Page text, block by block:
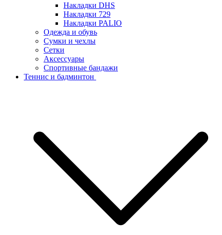
Накладки DHS
Накладки 729
Накладки PALIO
Одежда и обувь
Сумки и чехлы
Сетки
Аксессуары
Спортивные бандажи
Теннис и бадминтон